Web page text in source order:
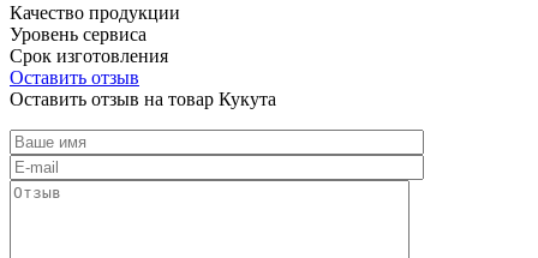
Качество продукции
Уровень сервиса
Срок изготовления
Оставить отзыв
Оставить отзыв на товар Кукута